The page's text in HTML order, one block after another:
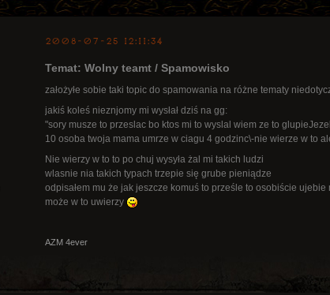
2008-07-25 12:11:34
Temat: Wolny teamt / Spamowisko
założyłe sobie taki topic do spamowania na różne tematy
jakiś koleś nieznjomy mi wysłał dziś na gg:
"sory musze to przeslac bo ktos mi to wyslal wiem ze to
10 osoba twoja mama umrze w ciagu 4 godzinc\-nie wierze w to
Nie wierzy w to to po chuj wysyła żal mi takich ludzi
wlasnie nia takich typach trzepie się grube pieniądze
odpisałem mu że jak jeszcze komuś to prześle to osobiście ujebie
może w to uwierzy
AZM 4ever